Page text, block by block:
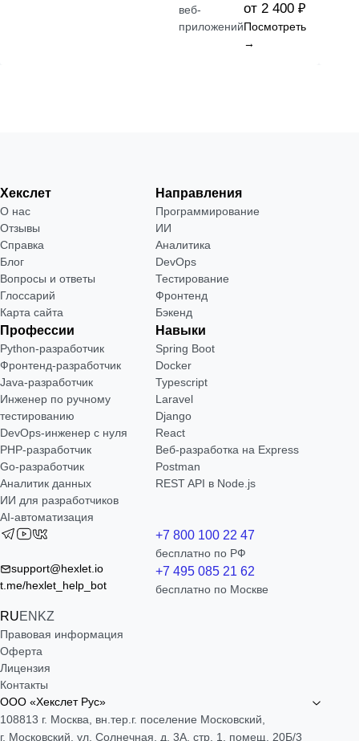
веб-
приложений
от 2 400 ₽
Посмотреть
→
Хекслет
О нас
Отзывы
Справка
Блог
Вопросы и ответы
Глоссарий
Карта сайта
Направления
Программирование
ИИ
Аналитика
DevOps
Тестирование
Фронтенд
Бэкенд
Профессии
Python-разработчик
Фронтенд-разработчик
Java-разработчик
Инженер по ручному
тестированию
DevOps-инженер с нуля
РНР-разработчик
Go-разработчик
Аналитик данных
ИИ для разработчиков
AI-автоматизация
Навыки
Spring Boot
Docker
Typescript
Laravel
Django
React
Веб-разработка на Express
Postman
REST API в Node.js
support@hexlet.io
t.me/hexlet_help_bot
RUEN KZ
+7 800 100 22 47
бесплатно по РФ
+7 495 085 21 62
бесплатно по Москве
Правовая информация
Оферта
Лицензия
Контакты
ООО «Хекслет Рус»
108813 г. Москва, вн.тер.г. поселение Московский,
г. Московский, ул. Солнечная, д. 3А, стр. 1, помещ. 20Б/3